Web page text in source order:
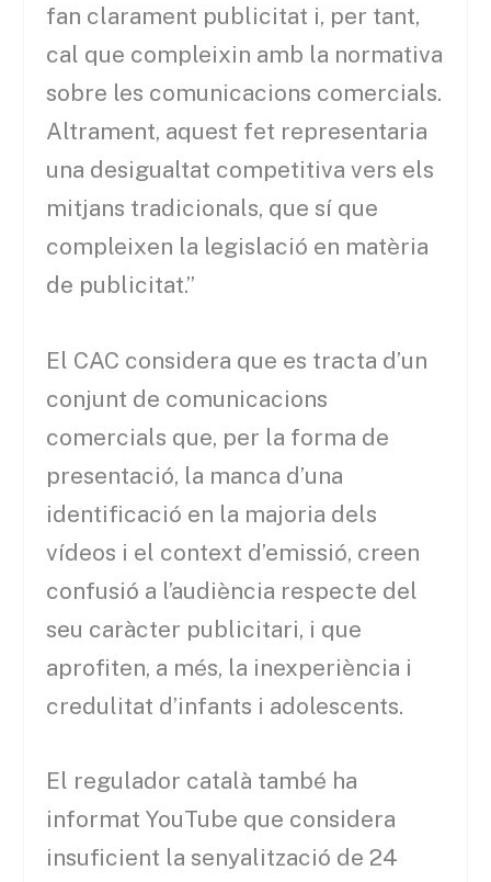
fan clarament publicitat i, per tant,
cal que compleixin amb la normativa
sobre les comunicacions comercials.
Altrament, aquest fet representaria
una desigualtat competitiva vers els
mitjans tradicionals, que sí que
compleixen la legislació en matèria
de publicitat.”
El CAC considera que es tracta d’un
conjunt de comunicacions
comercials que, per la forma de
presentació, la manca d’una
identificació en la majoria dels
vídeos i el context d’emissió, creen
confusió a l’audiència respecte del
seu caràcter publicitari, i que
aprofiten, a més, la inexperiència i
credulitat d’infants i adolescents.
El regulador català també ha
informat YouTube que considera
insuficient la senyalització de 24